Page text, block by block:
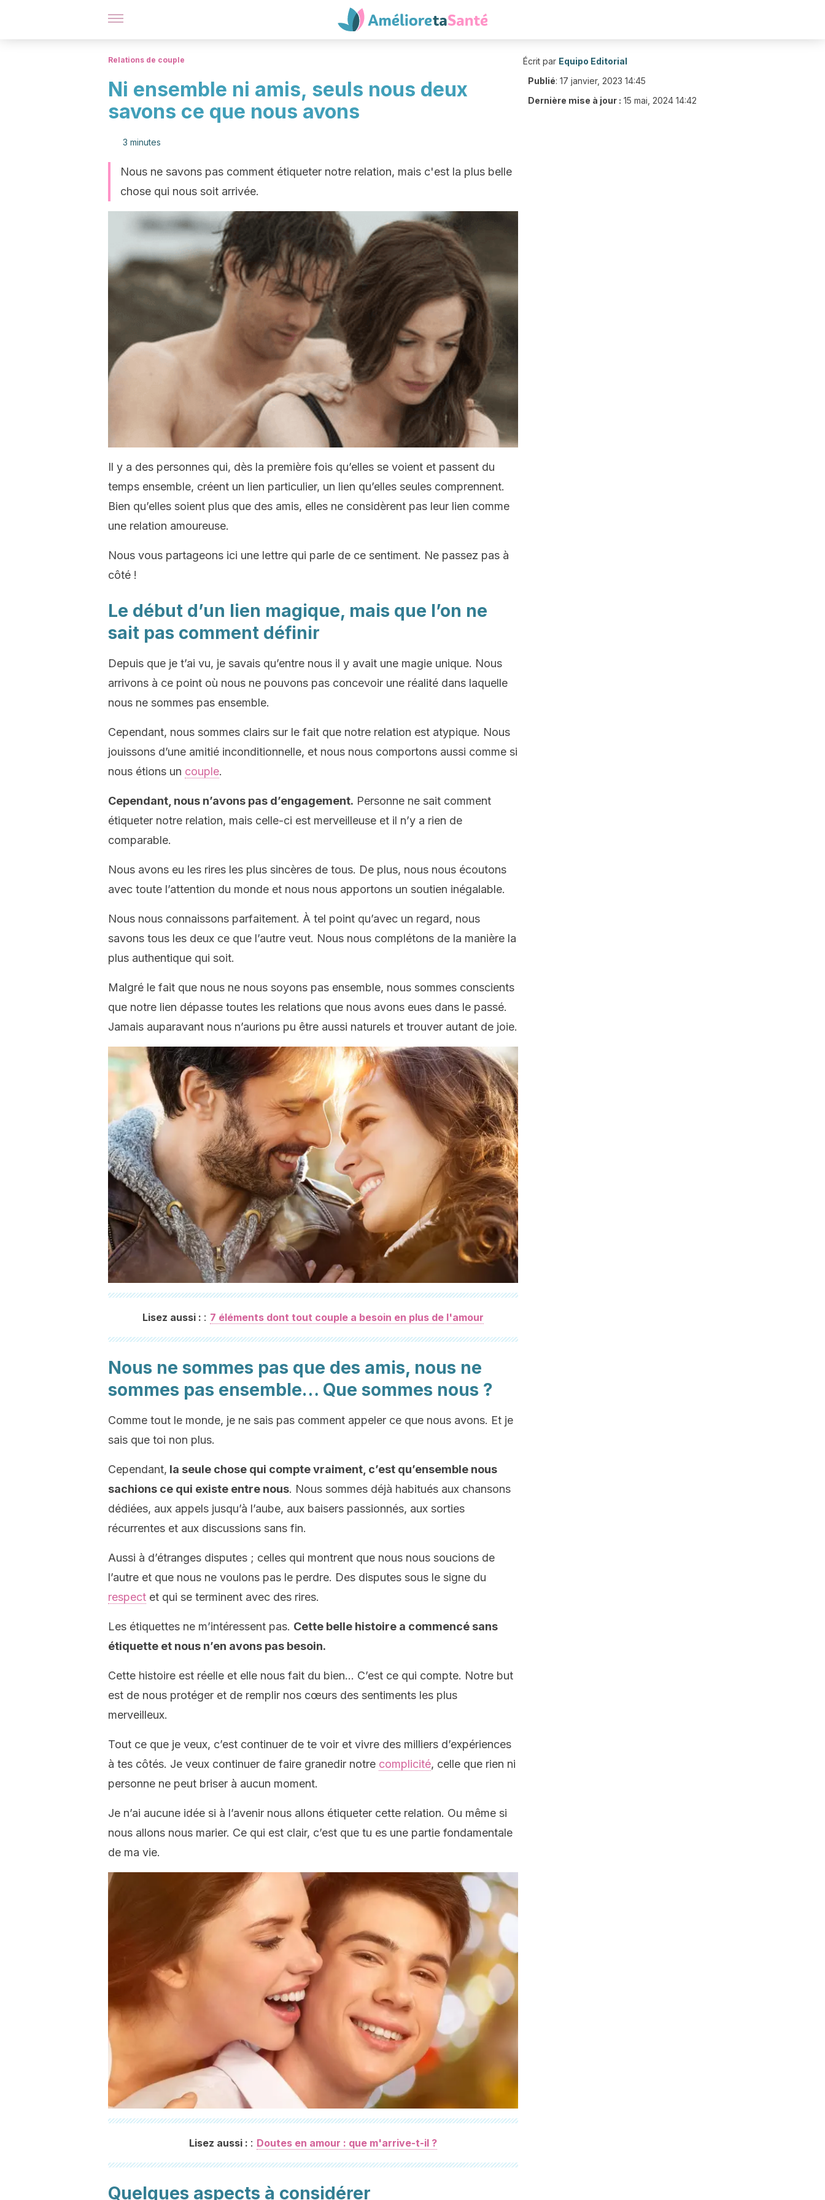
Relations de couple
Ni ensemble ni amis, seuls nous deux
savons ce que nous avons
3 minutes
Nous ne savons pas comment étiqueter notre relation, mais c'est la plus belle
chose qui nous soit arrivée.
Il y a des personnes qui, dès la première fois qu’elles se voient et passent du
temps ensemble, créent un lien particulier, un lien qu’elles seules comprennent.
Bien qu’elles soient plus que des amis, elles ne considèrent pas leur lien comme
une relation amoureuse.
Nous vous partageons ici une lettre qui parle de ce sentiment. Ne passez pas à
côté !
Le début d’un lien magique, mais que l’on ne
sait pas comment définir
Depuis que je t’ai vu, je savais qu’entre nous il y avait une magie unique. Nous
arrivons à ce point où nous ne pouvons pas concevoir une réalité dans laquelle
nous ne sommes pas ensemble.
Cependant, nous sommes clairs sur le fait que notre relation est atypique. Nous
jouissons d’une amitié inconditionnelle, et nous nous comportons aussi comme si
nous étions un couple.
Cependant, nous n’avons pas d’engagement. Personne ne sait comment
étiqueter notre relation, mais celle-ci est merveilleuse et il n’y a rien de
comparable.
Nous avons eu les rires les plus sincères de tous. De plus, nous nous écoutons
avec toute l’attention du monde et nous nous apportons un soutien inégalable.
Nous nous connaissons parfaitement. À tel point qu’avec un regard, nous
savons tous les deux ce que l’autre veut. Nous nous complétons de la manière la
plus authentique qui soit.
Malgré le fait que nous ne nous soyons pas ensemble, nous sommes conscients
que notre lien dépasse toutes les relations que nous avons eues dans le passé.
Jamais auparavant nous n’aurions pu être aussi naturels et trouver autant de joie.
Lisez aussi : : 7 éléments dont tout couple a besoin en plus de l'amour
Nous ne sommes pas que des amis, nous ne
sommes pas ensemble… Que sommes nous ?
Comme tout le monde, je ne sais pas comment appeler ce que nous avons. Et je
sais que toi non plus.
Cependant, la seule chose qui compte vraiment, c’est qu’ensemble nous
sachions ce qui existe entre nous. Nous sommes déjà habitués aux chansons
dédiées, aux appels jusqu’à l’aube, aux baisers passionnés, aux sorties
récurrentes et aux discussions sans fin.
Aussi à d’étranges disputes ; celles qui montrent que nous nous soucions de
l’autre et que nous ne voulons pas le perdre. Des disputes sous le signe du
respect et qui se terminent avec des rires.
Les étiquettes ne m’intéressent pas. Cette belle histoire a commencé sans
étiquette et nous n’en avons pas besoin.
Cette histoire est réelle et elle nous fait du bien… C’est ce qui compte. Notre but
est de nous protéger et de remplir nos cœurs des sentiments les plus
merveilleux.
Tout ce que je veux, c’est continuer de te voir et vivre des milliers d’expériences
à tes côtés. Je veux continuer de faire granedir notre complicité, celle que rien ni
personne ne peut briser à aucun moment.
Je n’ai aucune idée si à l’avenir nous allons étiqueter cette relation. Ou même si
nous allons nous marier. Ce qui est clair, c’est que tu es une partie fondamentale
de ma vie.
Lisez aussi : : Doutes en amour : que m'arrive-t-il ?
Quelques aspects à considérer
Écrit par Equipo Editorial
Publié: 17 janvier, 2023 14:45
Dernière mise à jour : 15 mai, 2024 14:42